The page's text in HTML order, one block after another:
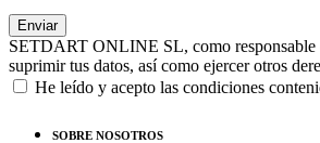
SETDART ONLINE SL, como responsable
suprimir tus datos, así como ejercer otros
He leído y acepto las condiciones
SOBRE NOSOTROS